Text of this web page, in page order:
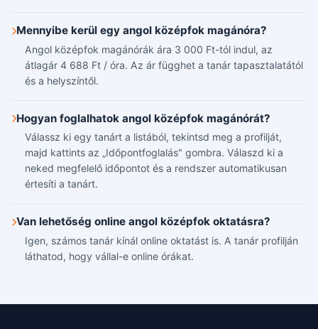
Mennyibe kerül egy angol középfok magánóra?
Angol középfok magánórák ára 3 000 Ft-tól indul, az
átlagár 4 688 Ft / óra. Az ár függhet a tanár tapasztalatától
és a helyszíntől.
Hogyan foglalhatok angol középfok magánórát?
Válassz ki egy tanárt a listából, tekintsd meg a profilját,
majd kattints az „Időpontfoglalás" gombra. Válaszd ki a
neked megfelelő időpontot és a rendszer automatikusan
értesíti a tanárt.
Van lehetőség online angol középfok oktatásra?
Igen, számos tanár kínál online oktatást is. A tanár profilján
láthatod, hogy vállal-e online órákat.